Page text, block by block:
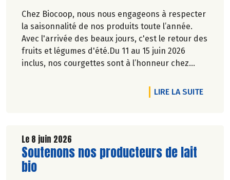
Chez Biocoop, nous nous engageons à respecter
la saisonnalité de nos produits toute l’année.
Avec l'arrivée des beaux jours, c'est le retour des
fruits et légumes d'été.Du 11 au 15 juin 2026
inclus, nos courgettes sont à l’honneur chez
LIRE LA SUITEDE
Le 8 juin 2026
Lire la suite de l'article
Soutenons nos producteurs de lait
bio